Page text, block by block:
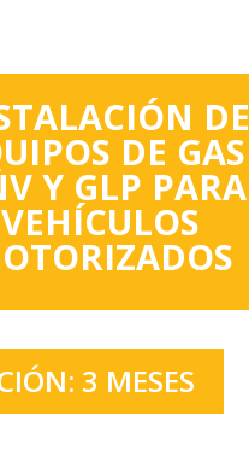
DE
DE GAS
Y GLP PARA
VEHÍCULOS
3 MESES